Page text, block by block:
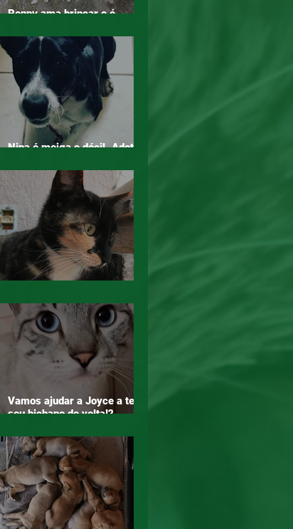
Penny ama brincar e é
Nina é meiga e dócil. Adotar é
Vamos ajudar a Joyce a ter
seu bichano de volta!?